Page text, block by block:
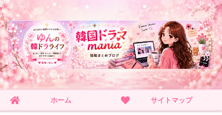
ホーム サイトマップ